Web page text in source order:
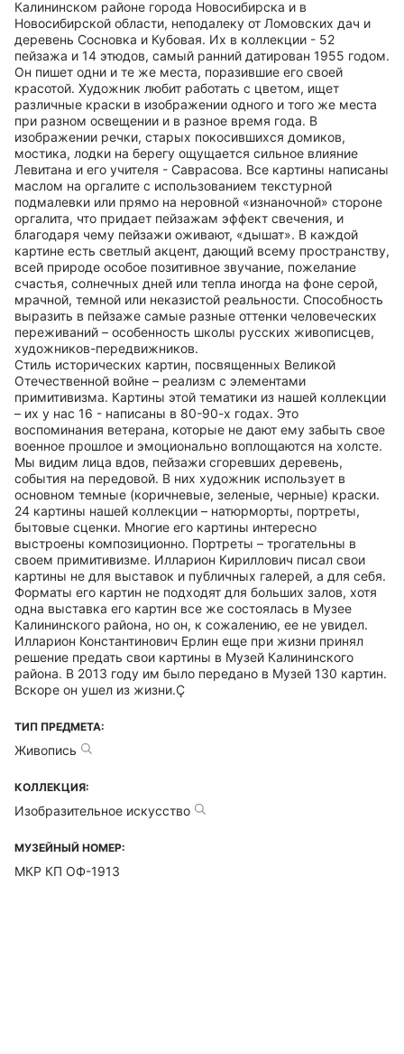
Калининском районе города Новосибирска и в
Новосибирской области, неподалеку от Ломовских дач и
деревень Сосновка и Кубовая. Их в коллекции - 52
пейзажа и 14 этюдов, самый ранний датирован 1955 годом.
Он пишет одни и те же места, поразившие его своей
красотой. Художник любит работать с цветом, ищет
различные краски в изображении одного и того же места
при разном освещении и в разное время года. В
изображении речки, старых покосившихся домиков,
мостика, лодки на берегу ощущается сильное влияние
Левитана и его учителя - Саврасова. Все картины написаны
маслом на оргалите с использованием текстурной
подмалевки или прямо на неровной «изнаночной» стороне
оргалита, что придает пейзажам эффект свечения, и
благодаря чему пейзажи оживают, «дышат». В каждой
картине есть светлый акцент, дающий всему пространству,
всей природе особое позитивное звучание, пожелание
счастья, солнечных дней или тепла иногда на фоне серой,
мрачной, темной или неказистой реальности. Способность
выразить в пейзаже самые разные оттенки человеческих
переживаний – особенность школы русских живописцев,
художников-передвижников.
Стиль исторических картин, посвященных Великой
Отечественной войне – реализм с элементами
примитивизма. Картины этой тематики из нашей коллекции
– их у нас 16 - написаны в 80-90-х годах. Это
воспоминания ветерана, которые не дают ему забыть свое
военное прошлое и эмоционально воплощаются на холсте.
Мы видим лица вдов, пейзажи сгоревших деревень,
события на передовой. В них художник использует в
основном темные (коричневые, зеленые, черные) краски.
24 картины нашей коллекции – натюрморты, портреты,
бытовые сценки. Многие его картины интересно
выстроены композиционно. Портреты – трогательны в
своем примитивизме. Илларион Кириллович писал свои
картины не для выставок и публичных галерей, а для себя.
Форматы его картин не подходят для больших залов, хотя
одна выставка его картин все же состоялась в Музее
Калининского района, но он, к сожалению, ее не увидел.
Илларион Константинович Ерлин еще при жизни принял
решение предать свои картины в Музей Калининского
района. В 2013 году им было передано в Музей 130 картин.
Вскоре он ушел из жизни.Ç
ТИП ПРЕДМЕТА:
Живопись
КОЛЛЕКЦИЯ:
Изобразительное искусство
МУЗЕЙНЫЙ НОМЕР:
МКР КП ОФ-1913